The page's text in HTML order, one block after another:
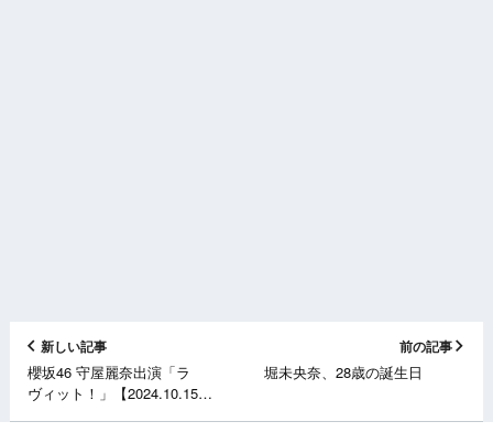
新しい記事
櫻坂46 守屋麗奈出演「ラ
ヴィット！」【2024.10.15
前の記事
堀未央奈、28歳の誕生日